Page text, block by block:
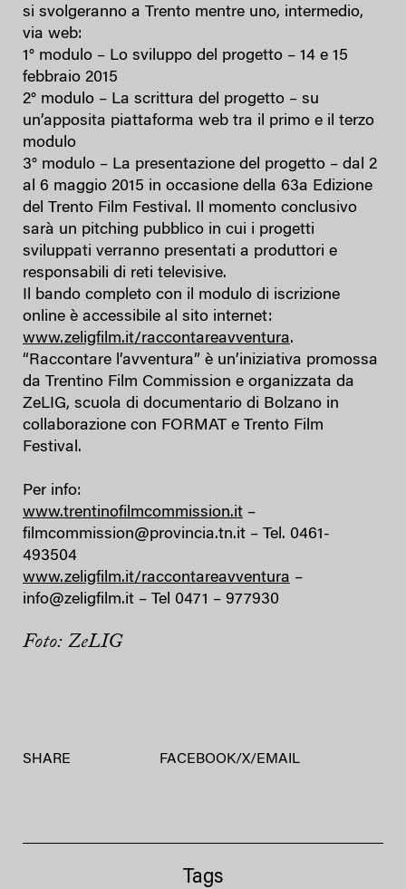
si svolgeranno a Trento mentre uno, intermedio,
via web:
1° modulo – Lo sviluppo del progetto – 14 e 15
febbraio 2015
2° modulo – La scrittura del progetto – su
un’apposita piattaforma web tra il primo e il terzo
modulo
3° modulo – La presentazione del progetto – dal 2
al 6 maggio 2015 in occasione della 63a Edizione
del Trento Film Festival. Il momento conclusivo
sarà un pitching pubblico in cui i progetti
sviluppati verranno presentati a produttori e
responsabili di reti televisive.
Il bando completo con il modulo di iscrizione
online è accessibile al sito internet:
www.zeligfilm.it/raccontareavventura.
“Raccontare l’avventura” è un’iniziativa promossa
da Trentino Film Commission e organizzata da
ZeLIG, scuola di documentario di Bolzano in
collaborazione con FORMAT e Trento Film
Festival.
Per info:
www.trentinofilmcommission.it –
filmcommission@provincia.tn.it – Tel. 0461-
493504
www.zeligfilm.it/raccontareavventura –
info@zeligfilm.it – Tel 0471 – 977930
Foto: ZeLIG
SHARE FACEBOOK/X/ EMAIL
Tags